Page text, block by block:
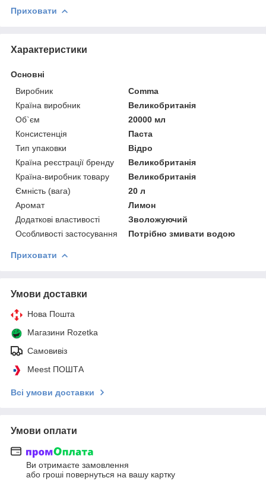
Приховати
Характеристики
Основні
Виробник
Comma
Країна виробник
Великобританія
Об`єм
20000 мл
Консистенція
Паста
Тип упаковки
Відро
Країна реєстрації бренду
Великобританія
Країна-виробник товару
Великобританія
Ємність (вага)
20 л
Аромат
Лимон
Додаткові властивості
Зволожуючий
Особливості застосування
Потрібно змивати водою
Приховати
Умови доставки
Нова Пошта
Магазини Rozetka
Самовивіз
Meest ПОШТА
Всі умови доставки
Умови оплати
Ви отримаєте замовлення
або гроші повернуться на вашу картку